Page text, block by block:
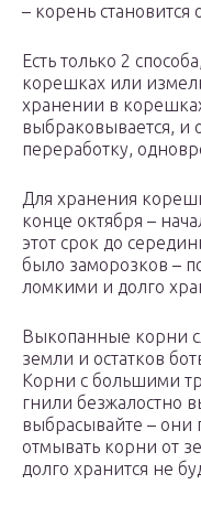
– корень становится
Есть только 2
корешках или
хранении в
выбраковывается, и
переработку,
Для хранения
конце октября –
этот срок до
было заморозков –
ломкими и долго
Выкопанные корни
земли и остатков
Корни с большими
гнили безжалостно
выбрасывайте – они
отмывать корни от
долго хранится не